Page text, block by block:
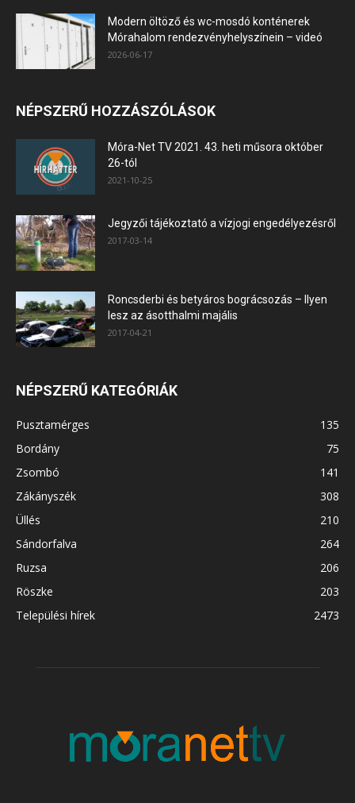
Modern öltöző és wc-mosdó konténerek
Mórahalom rendezvényhelyszínein – videó
2026-06-17
NÉPSZERŰ HOZZÁSZÓLÁSOK
Móra-Net TV 2021. 43. heti műsora október
26-tól
2021-10-25
Jegyzői tájékoztató a vízjogi engedélyezésről
2017-03-14
Roncsderbi és betyáros bográcsozás – Ilyen
lesz az ásotthalmi majális
2017-04-21
NÉPSZERŰ KATEGÓRIÁK
Pusztamérges
135
Bordány
75
Zsombó
141
Zákányszék
308
Üllés
210
Sándorfalva
264
Ruzsa
206
Röszke
203
Települési hírek
2473